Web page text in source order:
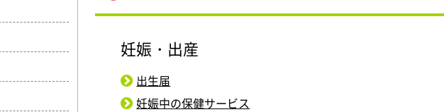
妊娠・出産
出生届
妊娠中の保健サービス